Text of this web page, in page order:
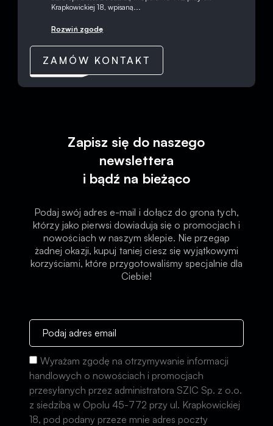
Krapkowickiej 18, wpisaną...
Rozwiń zgodę
ZAMÓW KONTAKT
Zapisz się do naszego
newslettera
i bądź na bieżąco
Podaj swój adres e-mail i dołącz do grona tych,
którzy jako pierwsi dowiadują się o promocjach i
nowościach w naszym sklepie. Nie przegap
żadnej okazji, kupuj taniej ciesz się wyjątkowymi
korzyściami, które przygotowaliśmy specjalnie dla
Ciebie!
Wyrażam zgodę na otrzymywanie informacji
handlowych o nowościach i promocjach
przesyłanych przez administratora SZIC Sp. z o.o.
z siedzibą w Opolu 45-772 przy ul. Krapkowickiej
18, pod podany przeze mnie adres poczty